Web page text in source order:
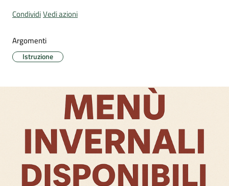
Portale
Newsletter
appuntamento
telematico
Tutti
CondividiVedi azioni
Argomenti
Istruzione